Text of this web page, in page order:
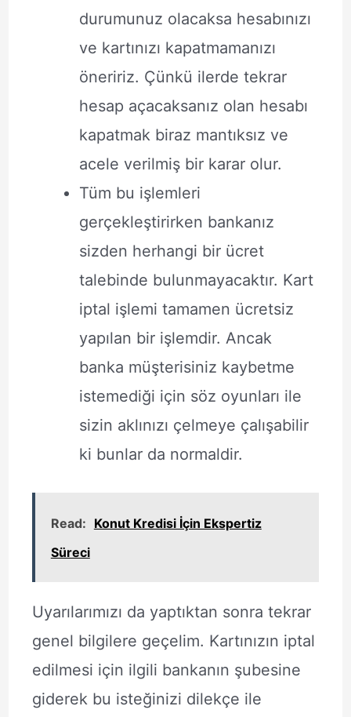
durumunuz olacaksa hesabınızı
ve kartınızı kapatmamanızı
öneririz. Çünkü ilerde tekrar
hesap açacaksanız olan hesabı
kapatmak biraz mantıksız ve
acele verilmiş bir karar olur.
Tüm bu işlemleri
gerçekleştirirken bankanız
sizden herhangi bir ücret
talebinde bulunmayacaktır. Kart
iptal işlemi tamamen ücretsiz
yapılan bir işlemdir. Ancak
banka müşterisiniz kaybetme
istemediği için söz oyunları ile
sizin aklınızı çelmeye çalışabilir
ki bunlar da normaldir.
Read: Konut Kredisi İçin Ekspertiz
Süreci
Uyarılarımızı da yaptıktan sonra tekrar
genel bilgilere geçelim. Kartınızın iptal
edilmesi için ilgili bankanın şubesine
giderek bu isteğinizi dilekçe ile